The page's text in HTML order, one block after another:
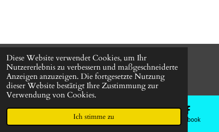
Diese Website verwendet Cookies, um Ihr
Nutzererlebnis zu verbessern und maßgeschneiderte
Anzeigen anzuzeigen. Die fortgesetzte Nutzung
dieser Website bestätigt Ihre Zustimmung zur
Verwendung von Cookies.
Ich stimme zu
© 2024 HOLZ FÜR DIE EWIGKEIT-All Right Reserved.
Mit Unterstützung vonWebador
Telefon Facebook